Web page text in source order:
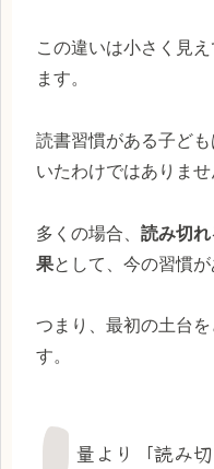
この違いは小さく見
ます。
読書習慣がある子ど
いたわけではありませ
多くの場合、 読み切
果として、今の習慣が
つまり、最初の土台
す。
量より「読み